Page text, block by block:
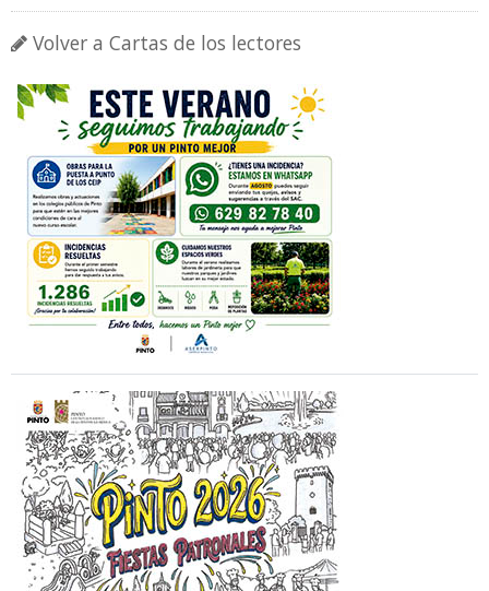
Volver a Cartas de los lectores